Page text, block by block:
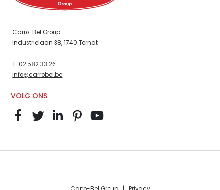
Carro-Bel Group
Industrielaan 38, 1740 Ternat
T.02 582 33 26
info@carrobel.be
VOLG ONS